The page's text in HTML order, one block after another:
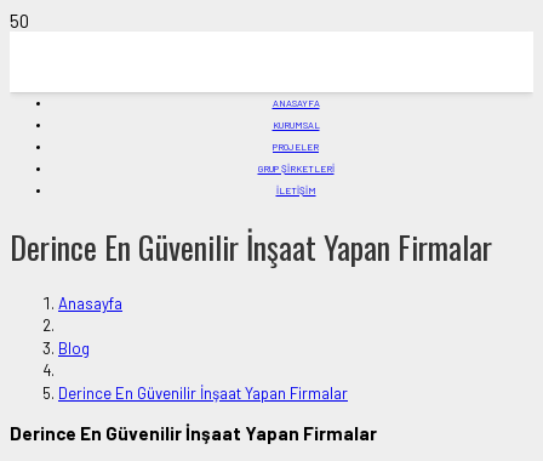
ANASAYFA
KURUMSAL
PROJELER
GRUP ŞİRKETLERİ
İLETIŞIM
Derince En Güvenilir İnşaat Yapan Firmalar
Anasayfa
Blog
Derince En Güvenilir İnşaat Yapan Firmalar
Derince En Güvenilir İnşaat Yapan Firmalar